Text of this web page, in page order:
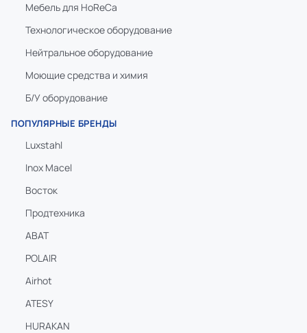
Мебель для HoReCa
Технологическое оборудование
Нейтральное оборудование
Моющие средства и химия
Б/У оборудование
ПОПУЛЯРНЫЕ БРЕНДЫ
Luxstahl
Inox Macel
Восток
Продтехника
ABAT
POLAIR
Airhot
ATESY
HURAKAN